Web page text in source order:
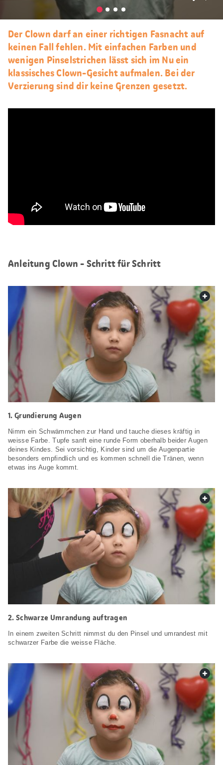
Der Clown darf an einer richtigen Fasnacht auf
keinen Fall fehlen. Mit einfachen Farben und
wenigen Pinselstrichen lässt sich im Nu ein
klassisches Clown-Gesicht aufmalen. Bei der
Verzierung sind dir keine Grenzen gesetzt.
Anleitung Clown - Schritt für Schritt
1. Grundierung Augen
Nimm ein Schwämmchen zur Hand und tauche dieses kräftig in
weisse Farbe. Tupfe sanft eine runde Form oberhalb beider Augen
deines Kindes. Sei vorsichtig, Kinder sind um die Augenpartie
besonders empfindlich und es kommen schnell die Tränen, wenn
etwas ins Auge kommt.
2. Schwarze Umrandung auftragen
In einem zweiten Schritt nimmst du den Pinsel und umrandest mit
schwarzer Farbe die weisse Fläche.